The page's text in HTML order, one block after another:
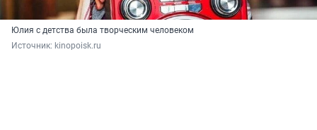
Юлия с детства была творческим человеком
Источник: kinopoisk.ru